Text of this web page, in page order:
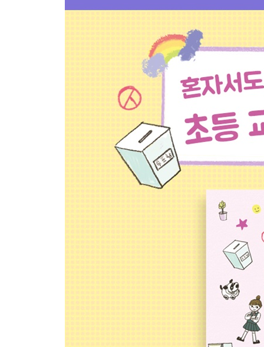
5. 누구나 한 표씩만!
이럴 때에는 무효표로 처리해요!
6. 당선의 기쁨, 의무의 무게
유권자의 권리는 선거 뒤에도 이어져요!
정치 참여 활동을 체험해 봐요
반장 선거를 통해 한 뼘 더 자란 우리